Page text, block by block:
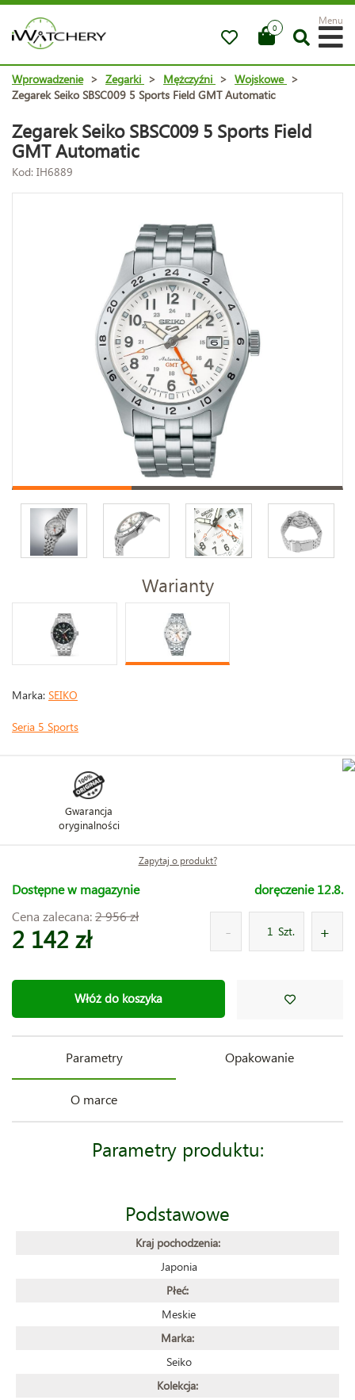
0
Menu
Wprowadzenie > Zegarki > Mężczyźni > Wojskowe >
Zegarek Seiko SBSC009 5 Sports Field GMT Automatic
Zegarek Seiko SBSC009 5 Sports Field
GMT Automatic
Kod: IH6889
Warianty
Marka: SEIKO
Seria 5 Sports
Gwarancja
oryginalności
Zapytaj o produkt?
Dostępne w magazynie
doręczenie 12.8.
Cena zalecana:2 956 zł
2 142 zł Szt.
Włóż do koszyka
Parametry Opakowanie
O marce
Parametry produktu:
Podstawowe
Kraj pochodzenia:
Japonia
Płeć:
Meskie
Marka:
Seiko
Kolekcja: